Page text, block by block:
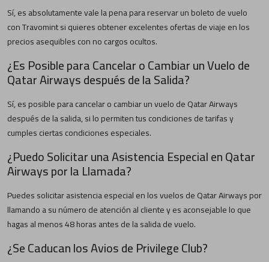
Sí, es absolutamente vale la pena para reservar un boleto de vuelo
con Travomint si quieres obtener excelentes ofertas de viaje en los
precios asequibles con no cargos ocultos.
¿Es Posible para Cancelar o Cambiar un Vuelo de
Qatar Airways después de la Salida?
Sí, es posible para cancelar o cambiar un vuelo de Qatar Airways
después de la salida, si lo permiten tus condiciones de tarifas y
cumples ciertas condiciones especiales.
¿Puedo Solicitar una Asistencia Especial en Qatar
Airways por la Llamada?
Puedes solicitar asistencia especial en los vuelos de Qatar Airways por
llamando a su número de atención al cliente y es aconsejable lo que
hagas al menos 48 horas antes de la salida de vuelo.
¿Se Caducan los Avios de Privilege Club?